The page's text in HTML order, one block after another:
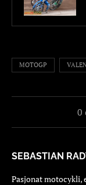
MOTOGP
0
SEBASTIAN
Pasjonat motocykli,